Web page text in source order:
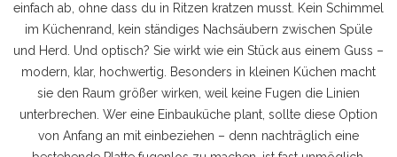
einfach ab, ohne dass du in Ritzen kratzen musst. Kein Schimmel
im Küchenrand, kein ständiges Nachsäubern zwischen Spüle
und Herd. Und optisch? Sie wirkt wie ein Stück aus einem Guss –
modern, klar, hochwertig. Besonders in kleinen Küchen macht
sie den Raum größer wirken, weil keine Fugen die Linien
unterbrechen. Wer eine Einbauküche plant, sollte diese Option
von Anfang an mit einbeziehen – denn nachträglich eine